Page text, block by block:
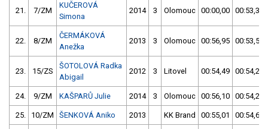
21. 7/ZM
KUČEROVÁ
Simona
2014 3 Olomouc 00:00,00 00:53,32
22. 8/ZM
ČERMÁKOVÁ
Anežka
2013 3 Olomouc 00:56,95 00:53,56
23. 15/ZS
ŠOTOLOVÁ Radka
Abigail
2012 3 Litovel 00:54,49 00:54,28
24. 9/ZM KAŠPARŮ Julie 2014 3 Olomouc 00:56,10 00:54,28
25. 10/ZM ŠENKOVÁ Aniko 2013 KK Brand 00:55,01 00:54,64